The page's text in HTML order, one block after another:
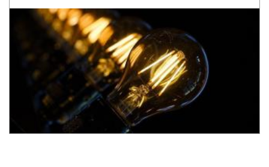
31•ENE•2022
Conoce la programación, horarios, barrios y
localidades que tendrán cortes de luz este martes 1
de febrero en Bogotá.